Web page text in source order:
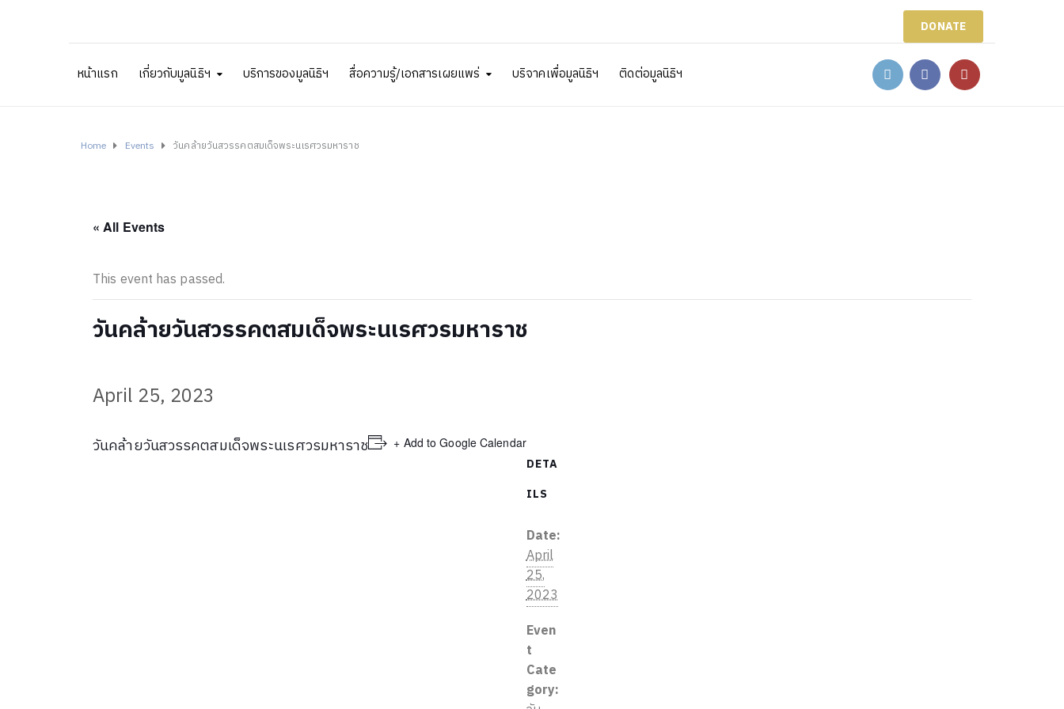
DONATE
หน้าแรก เกี่ยวกับมูลนิธิฯ บริการของมูลนิธิฯ สื่อความรู้/เอกสารเผยแพร่ บริจาคเพื่อมูลนิธิฯ ติดต่อมูลนิธิฯ
Home Events วันคล้ายวันสวรรคตสมเด็จพระนเรศวรมหาราช
« All Events
This event has passed.
วันคล้ายวันสวรรคตสมเด็จพระนเรศวรมหาราช
April 25, 2023
วันคล้ายวันสวรรคตสมเด็จพระนเรศวรมหาราช + Add to Google Calendar
DETA
ILS
Date:
April
25,
2023
Even
t
Cate
gory: